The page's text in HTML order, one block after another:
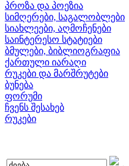
პროზა და პოეზია
სიმღერები, საგალობლები
სიახლეები, აღმოჩენები
საინტერესო სტატიები
ბმულები, ბიბლიოგრაფია
ქართული იარაღი
რუკები და მარშრუტები
ბუნება
ფორუმი
ჩვენს შესახებ
რუკები